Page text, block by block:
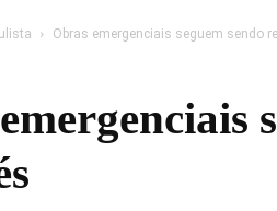
Obras emergenciais seguem sendo